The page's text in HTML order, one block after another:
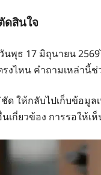
ดสินใจ
พุธ 17 มิถุนายน 2569
งไหน คำถามเหล่านี้
ด ให้กลับไปเก็บข้อมูล
กี่ยวข้อง การรอให้เ